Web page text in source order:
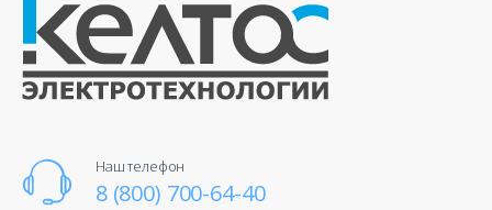
Наш телефон
8 (800) 700-64-40